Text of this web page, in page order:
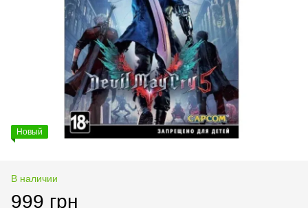
Новый
В наличии
999 грн